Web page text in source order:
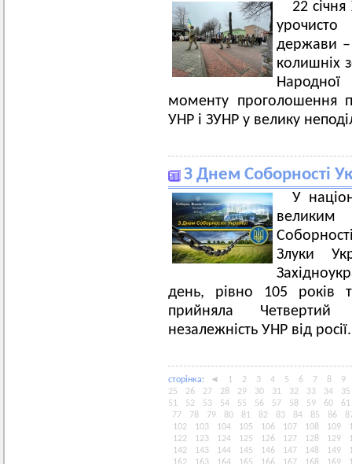
22
урочисто
держави –
колишніх
моменту проголошення
УНР і ЗУНР у велику
З Днем Соборності
У
Злуки
день, рівно 105 років
прийняла
незалежність УНР від росії.
сторiнка: ◄ 1 2 3 4 5 6 7 8
9
25
26 27 28 29 30 31 32 33 34
35
51
52 53 54 55 56 57 58 59 60
61
77
78 79 80 81 82 83 84 85 86
102
103 104 105 106 107 108 109
122
123 124 125 126 127 128 129
142
143 144 145 146 147 148 149